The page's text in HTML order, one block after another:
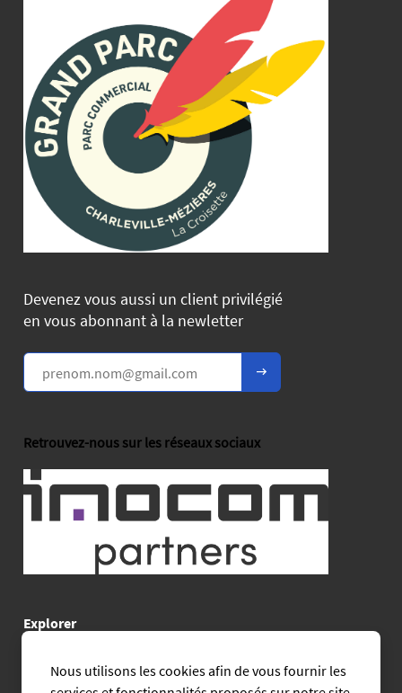
Nous utilisons les cookies afin de vous fournir les
Devenez vous aussi un client privilégié
en vous abonnant à la newletter
Retrouvez-nous sur les réseaux sociaux
Explorer